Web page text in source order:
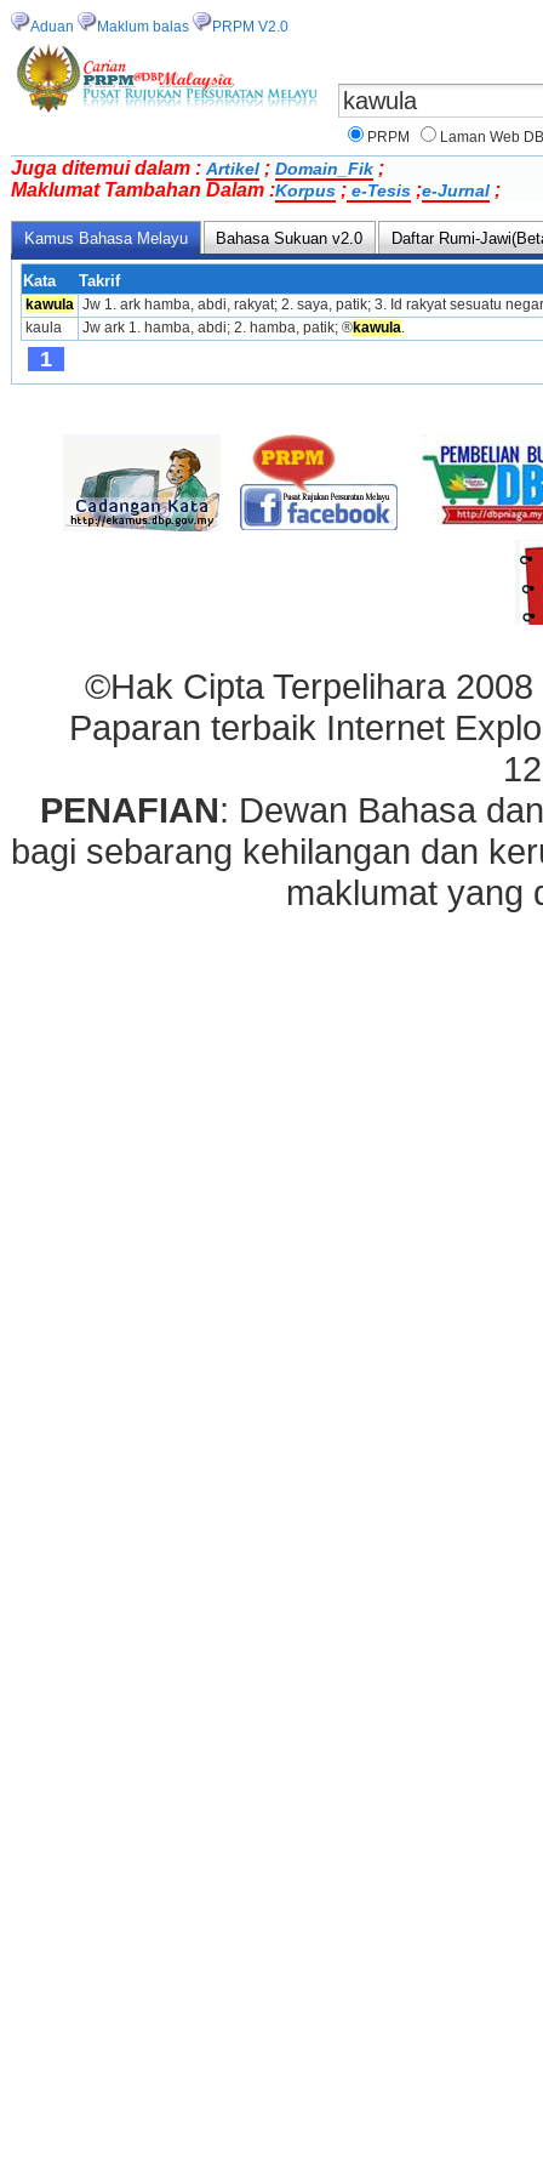
Aduan Maklum balas PRPM V2.0
PRPM Laman Web
Juga ditemui dalam : Artikel ; Domain_Fik ;
Maklumat Tambahan Dalam :Korpus ; e-Tesis ;e-Jurnal ;
Kamus Bahasa Melayu Bahasa Sukuan v2.0 Daftar Rumi-
Kata Takrif
kawula Jw 1. ark hamba, abdi, rakyat; 2. saya, patik; 3. Id rakyat sesuatu
kaula
Jw ark 1. hamba, abdi; 2. hamba, patik; ®kawula.
1
©Hak Cipta Terpelihara
Paparan terbaik Internet
PENAFIAN: Dewan Bahasa
bagi sebarang kehilangan dan
maklumat yang